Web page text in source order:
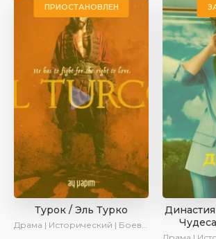
ПРИОСТАНОВЛЕН
Турок / Эль Турко
Драма | Исторический | Боевик